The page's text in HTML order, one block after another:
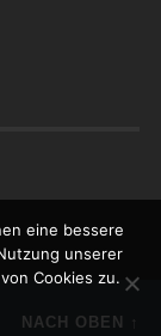
NACH OBEN ↑
eine bessere
unserer
Cookies zu.